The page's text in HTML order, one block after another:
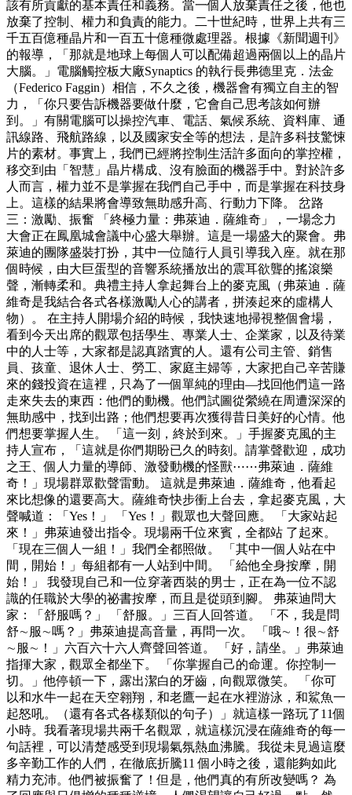
該有所貢獻的基本責任和義務。當一個人放棄責任之後，他也
放棄了控制、權力和負責的能力。二十世紀時，世界上共有三
千五百億種晶片和一百五十億種微處理器。根據《新聞週刊》
的報導，「那就是地球上每個人可以配備超過兩個以上的晶片
大腦。」電腦觸控板大廠Synaptics 的執行長弗德里克．法金
（Federico Faggin）相信，不久之後，機器會有獨立自主的智
力，「你只要告訴機器要做什麼，它會自己思考該如何辦
到。」有關電腦可以操控汽車、電話、氣候系統、資料庫、通
訊線路、飛航路線，以及國家安全等的想法，是許多科技驚悚
片的素材。事實上，我們已經將控制生活許多面向的掌控權，
移交到由「智慧」晶片構成、沒有臉面的機器手中。對於許多
人而言，權力並不是掌握在我們自己手中，而是掌握在科技身
上。這樣的結果將會導致無助感升高、行動力下降。 岔路
三：激勵、振奮 「終極力量：弗萊迪．薩維奇」，一場念力
大會正在鳳凰城會議中心盛大舉辦。這是一場盛大的聚會。弗
萊迪的團隊盛裝打扮，其中一位隨行人員引導我入座。就在那
個時候，由大巨蛋型的音響系統播放出的震耳欲聾的搖滾樂
聲，漸轉柔和。典禮主持人拿起舞台上的麥克風（弗萊迪．薩
維奇是我結合各式各樣激勵人心的講者，拼湊起來的虛構人
物）。 在主持人開場介紹的時候，我快速地掃視整個會場，
看到今天出席的觀眾包括學生、專業人士、企業家，以及待業
中的人士等，大家都是認真踏實的人。還有公司主管、銷售
員、孩童、退休人士、勞工、家庭主婦等，大家把自己辛苦賺
來的錢投資在這裡，只為了一個單純的理由—找回他們這一路
走來失去的東西：他們的動機。他們試圖從縈繞在周遭深深的
無助感中，找到出路；他們想要再次獲得昔日美好的心情。他
們想要掌握人生。 「這一刻，終於到來。」手握麥克風的主
持人宣布，「這就是你們期盼已久的時刻。請掌聲歡迎，成功
之王、個人力量的導師、激發動機的怪獸⋯⋯弗萊迪．薩維
奇！」現場群眾歡聲雷動。 這就是弗萊迪．薩維奇，他看起
來比想像的還要高大。薩維奇快步衝上台去，拿起麥克風，大
聲喊道：「Yes！」 「Yes！」觀眾也大聲回應。 「大家站起
來！」弗萊迪發出指令。現場兩千位來賓，全都站 了起來。
「現在三個人一組！」我們全都照做。 「其中一個人站在中
間，開始！」每組都有一人站到中間。 「給他全身按摩，開
始！」 我發現自己和一位穿著西裝的男士，正在為一位不認
識的任職於大學的祕書按摩，而且是從頭到腳。 弗萊迪問大
家：「舒服嗎？」 「舒服。」三百人回答道。 「不，我是問
舒∼服∼嗎？」弗萊迪提高音量，再問一次。 「哦∼！很∼舒
∼服∼！」六百六十六人齊聲回答道。 「好，請坐。」弗萊迪
指揮大家，觀眾全都坐下。 「你掌握自己的命運。你控制一
切。」他停頓一下，露出潔白的牙齒，向觀眾微笑。 「你可
以和水牛一起在天空翱翔，和老鷹一起在水裡游泳，和鯊魚一
起怒吼。（還有各式各樣類似的句子）」就這樣一路玩了11個
小時。我看著現場共兩千名觀眾，就這樣沉浸在薩維奇的每一
句話裡，可以清楚感受到現場氣氛熱血沸騰。我從未見過這麼
多辛勤工作的人們，在徹底折騰11 個小時之後，還能夠如此
精力充沛。他們被振奮了！但是，他們真的有所改變嗎？ 為